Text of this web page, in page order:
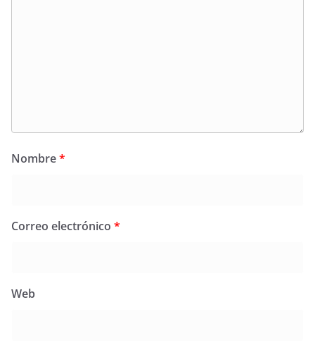
Nombre*
Correo electrónico *
Web